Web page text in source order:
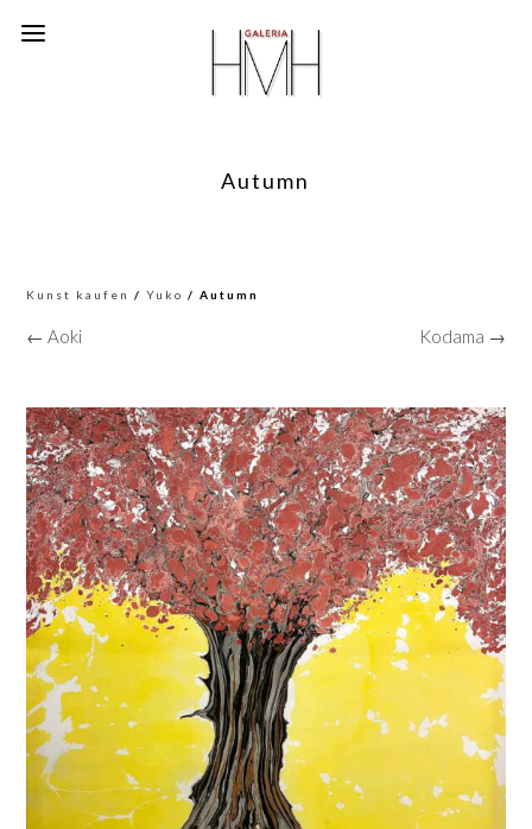
Autumn
Kunst kaufen /Yuko / Autumn
← Aoki Kodama →